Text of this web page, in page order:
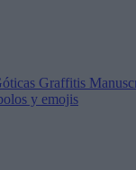
Graffitis
y emojis